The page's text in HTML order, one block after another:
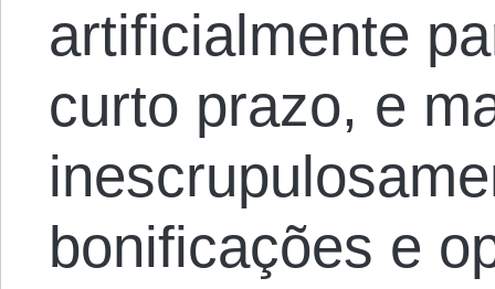
artificialmente
curto prazo, e
bonificações e